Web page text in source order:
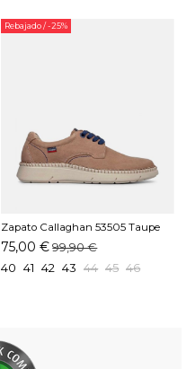
Rebajado/ -25%
Zapato Callaghan 53505 Taupe
75,00 € 99,90 €
40 41 42 43 44 45 46